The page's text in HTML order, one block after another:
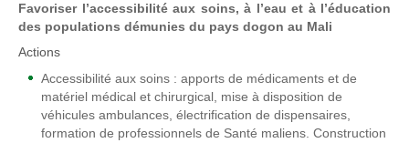
Favoriser l’accessibilité aux soins, à l’eau et à l’éducation
des populations démunies du pays dogon au Mali
Actions
Accessibilité aux soins : apports de médicaments et de
matériel médical et chirurgical, mise à disposition de
véhicules ambulances, électrification de dispensaires,
formation de professionnels de Santé maliens. Construction